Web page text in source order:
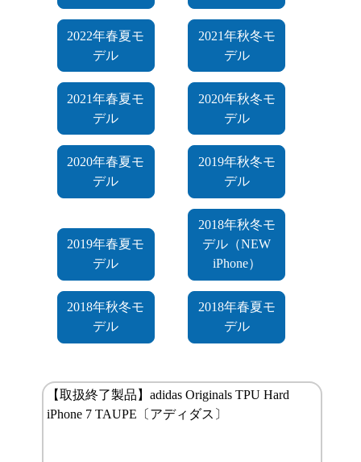
2022年春夏モ
デル
2021年秋冬モ
デル
2021年春夏モ
デル
2020年秋冬モ
デル
2020年春夏モ
デル
2019年秋冬モ
デル
2019年春夏モ
デル
2018年秋冬モ
デル（NEW
iPhone）
2018年秋冬モ
デル
2018年春夏モ
デル
【取扱終了製品】adidas Originals TPU Hard
iPhone 7 TAUPE〔アディダス〕